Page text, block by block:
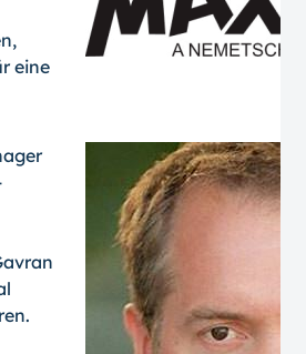
eine